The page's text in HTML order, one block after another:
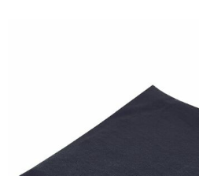
Verjaardagen